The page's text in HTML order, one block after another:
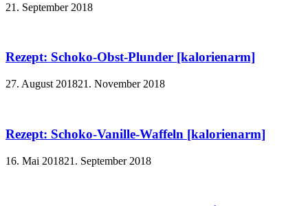
21. September 2018
Rezept: Schoko-Obst-Plunder [kalorienarm]
27. August 201821. November 2018
Rezept: Schoko-Vanille-Waffeln [kalorienarm]
16. Mai 201821. September 2018